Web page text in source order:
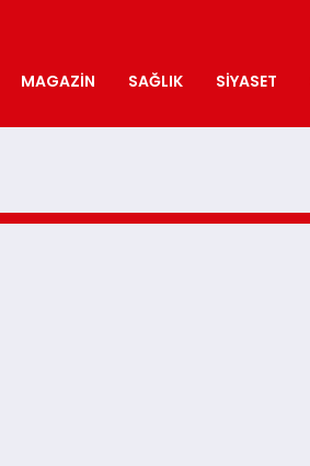
MAGAZIN SAĞLIK SIYASET